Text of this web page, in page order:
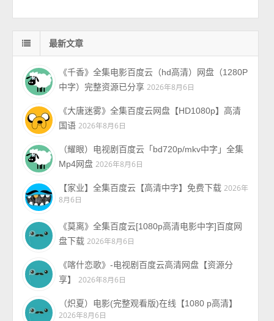
最新文章
《千香》全集电影百度云（hd高清）网盘（1280P
中字）完整资源已分享 2026年8月6日
《大唐迷雾》全集百度云网盘【HD1080p】高清
国语 2026年8月6日
（耀眼）电视剧百度云「bd720p/mkv中字」全集
Mp4网盘 2026年8月6日
【家业】全集百度云【高清中字】免费下载 2026年
8月6日
《莫离》全集百度云[1080p高清电影中字]百度网
盘下载 2026年8月6日
《喀什恋歌》-电视剧百度云高清网盘【资源分
享】
2026年8月6日
（炽夏）电影(完整观看版)在线【1080 p高清】
2026年8月6日